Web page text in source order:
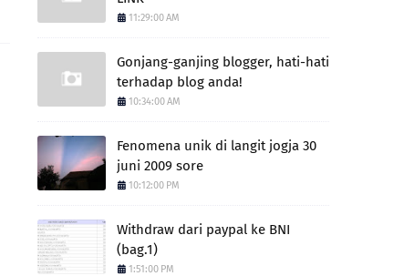
11:29:00 AM
Gonjang-ganjing blogger, hati-hati
terhadap blog anda!
10:34:00 AM
Fenomena unik di langit jogja 30
juni 2009 sore
10:12:00 PM
Withdraw dari paypal ke BNI
(bag.1)
1:51:00 PM